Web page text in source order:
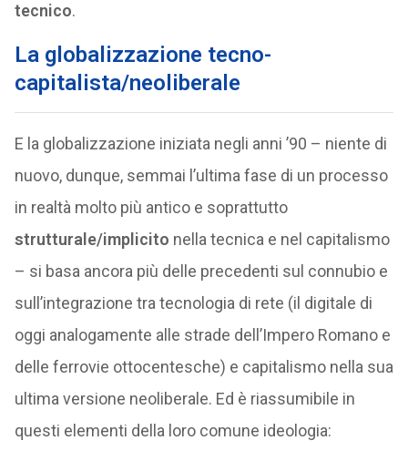
tecnico.
La globalizzazione tecno-
capitalista/neoliberale
E la globalizzazione iniziata negli anni ’90 – niente di
nuovo, dunque, semmai l’ultima fase di un processo
in realtà molto più antico e soprattutto
strutturale/implicito nella tecnica e nel capitalismo
– si basa ancora più delle precedenti sul connubio e
sull’integrazione tra tecnologia di rete (il digitale di
oggi analogamente alle strade dell’Impero Romano e
delle ferrovie ottocentesche) e capitalismo nella sua
ultima versione neoliberale. Ed è riassumibile in
questi elementi della loro comune ideologia: